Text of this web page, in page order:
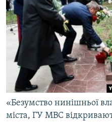
«Безумство нинішньої
міста, ГУ МВС